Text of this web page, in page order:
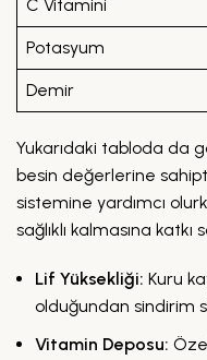
C Vitamini
Potasyum
Demir
Yukarıdaki tabloda da
besin değerlerine
sistemine yardımcı
sağlıklı kalmasına katkı
Lif Yüksekliği: Kuru
olduğundan sindirim
Vitamin Deposu: